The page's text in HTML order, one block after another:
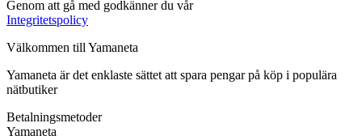
Genom att gå med godkänner du vår
Integritetspolicy
Välkommen till Yamaneta
Yamaneta är det enklaste sättet att spara pengar på köp i populära
nätbutiker
Betalningsmetoder
Yamaneta